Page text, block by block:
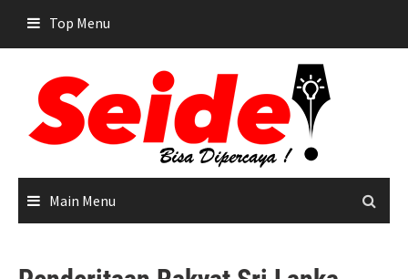
content
Top Menu
Main Menu